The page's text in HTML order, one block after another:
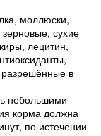
моллюски,
сухие
лецитин,
в
небольшими
корма должна
по истечении